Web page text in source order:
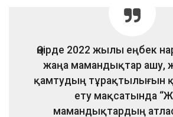
Өңірде 2022 жылы еңбек
жаңа мамандықтар ашу,
қамтудың тұрақтылығын
ету мақсатында
мамандықтардың